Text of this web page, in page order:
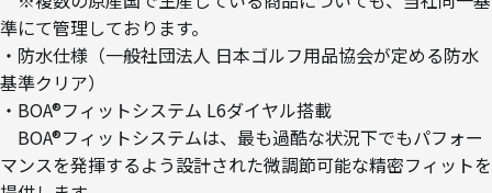
準にて管理しております。
・防水仕様（一般社団法人 日本ゴルフ用品協会が定める防水
基準クリア）
・BOA®フィットシステム L6ダイヤル搭載
BOA®フィットシステムは、最も過酷な状況下でもパフォー
マンスを発揮するよう設計された微調節可能な精密フィットを